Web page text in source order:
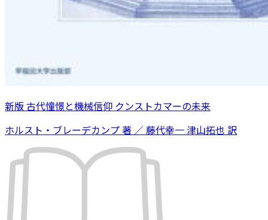
新版 古代憧憬と機械信仰 クンストカマーの未来
ホルスト・ブレーデカンプ 著 ／ 藤代幸一 津山拓也 訳